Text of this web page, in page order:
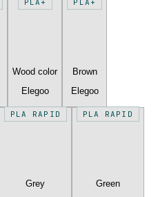
Wood color
Elegoo
Brown
Elegoo
PLA RAPID
Grey
PLA RAPID
Green